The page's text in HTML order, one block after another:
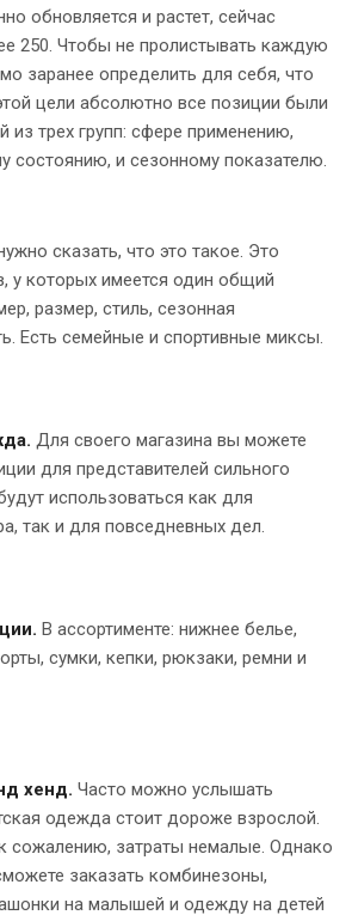
обновляется и растет, сейчас
250. Чтобы не пролистывать каждую
заранее определить для себя, что
цели абсолютно все позиции были
из трех групп: сфере применению,
состоянию, и сезонному показателю.
сказать, что это такое. Это
у которых имеется один общий
размер, стиль, сезонная
Есть семейные и спортивные миксы.
Для своего магазина вы можете
для представителей сильного
использоваться как для
так и для повседневных дел.
В ассортименте: нижнее белье,
сумки, кепки, рюкзаки, ремни и
хенд. Часто можно услышать
одежда стоит дороже взрослой.
сожалению, затраты немалые. Однако
заказать комбинезоны,
на малышей и одежду на детей